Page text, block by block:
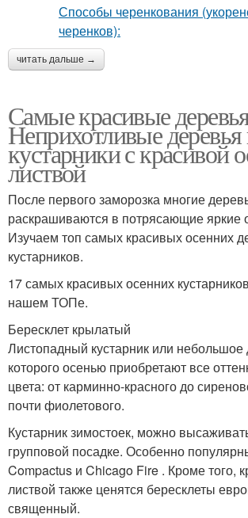
читать дальше →
Самые красивые
Неприхотливые деревья
кустарники с красивой
листвой
После первого заморозка многие
раскрашиваются в потрясающие яркие
Изучаем топ самых красивых осенних
кустарников.
17 самых красивых осенних
нашем ТОПе.
Бересклет крылатый
Листопадный кустарник или небольшое
которого осенью приобретают все
цвета: от карминно-красного до
почти фиолетового.
Кустарник зимостоек, можно
групповой посадке. Особенно
Compactus и Chicago Fire . Кроме того,
листвой также ценятся бересклеты
священный.